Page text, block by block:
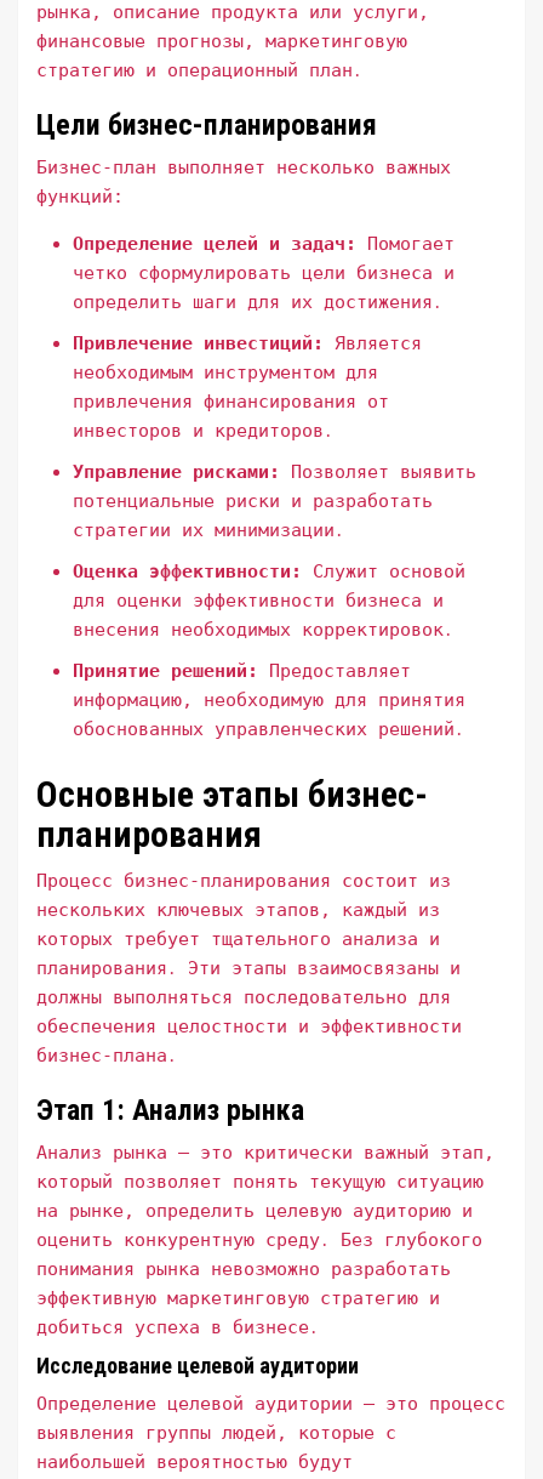
рынка, описание продукта или услуги,
финансовые прогнозы, маркетинговую
стратегию и операционный план․
Цели бизнес-планирования
Бизнес-план выполняет несколько важных
функций:
Определение целей и задач:
Помогает
четко сформулировать цели бизнеса и
определить шаги для их достижения․
Привлечение инвестиций:
Является
необходимым инструментом для
привлечения финансирования от
инвесторов и кредиторов․
Управление рисками:
Позволяет выявить
потенциальные риски и разработать
стратегии их минимизации․
Оценка эффективности:
Служит основой
для оценки эффективности бизнеса и
внесения необходимых корректировок․
Принятие решений:
Предоставляет
информацию, необходимую для принятия
обоснованных управленческих решений․
Основные этапы бизнес-
планирования
Процесс бизнес-планирования состоит из
нескольких ключевых этапов, каждый из
которых требует тщательного анализа и
планирования․ Эти этапы взаимосвязаны и
должны выполняться последовательно для
обеспечения целостности и эффективности
бизнес-плана․
Этап 1: Анализ рынка
Анализ рынка – это критически важный этап,
который позволяет понять текущую ситуацию
на рынке, определить целевую аудиторию и
оценить конкурентную среду․ Без глубокого
понимания рынка невозможно разработать
эффективную маркетинговую стратегию и
добиться успеха в бизнесе․
Исследование целевой аудитории
Определение целевой аудитории – это процесс
выявления группы людей, которые с
наибольшей вероятностью будут